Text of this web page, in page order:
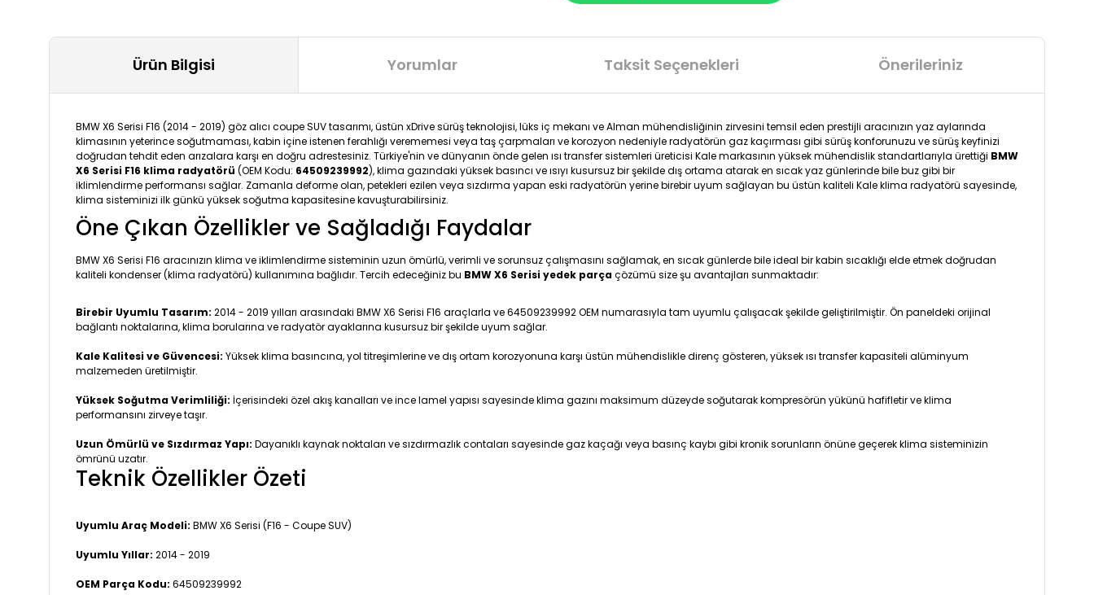
Ürün Bilgisi Yorumlar Taksit Seçenekleri Önerileriniz
BMW X6 Serisi F16 (2014 - 2019) göz alıcı coupe SUV tasarımı, üstün xDrive sürüş teknolojisi, lüks iç mekanı ve Alman mühendisliğinin zirvesini temsil eden prestijli aracınızın yaz aylarında
klimasının yeterince soğutmaması, kabin içine istenen ferahlığı verememesi veya taş çarpmaları ve korozyon nedeniyle radyatörün gaz kaçırması gibi sürüş konforunuzu ve sürüş keyfinizi
doğrudan tehdit eden arızalara karşı en doğru adrestesiniz. Türkiye'nin ve dünyanın önde gelen ısı transfer sistemleri üreticisi Kale markasının yüksek mühendislik standartlarıyla ürettiği BMW
X6 Serisi F16 klima radyatörü (OEM Kodu: 64509239992), klima gazındaki yüksek basıncı ve ısıyı kusursuz bir şekilde dış ortama atarak en sıcak yaz günlerinde bile buz gibi bir
iklimlendirme performansı sağlar. Zamanla deforme olan, petekleri ezilen veya sızdırma yapan eski radyatörün yerine birebir uyum sağlayan bu üstün kaliteli Kale klima radyatörü sayesinde,
klima sisteminizi ilk günkü yüksek soğutma kapasitesine kavuşturabilirsiniz.
Öne Çıkan Özellikler ve Sağladığı Faydalar
BMW X6 Serisi F16 aracınızın klima ve iklimlendirme sisteminin uzun ömürlü, verimli ve sorunsuz çalışmasını sağlamak, en sıcak günlerde bile ideal bir kabin sıcaklığı elde etmek doğrudan
kaliteli kondenser (klima radyatörü) kullanımına bağlıdır. Tercih edeceğiniz bu BMW X6 Serisi yedek parçaçözümü size şu avantajları sunmaktadır:
Birebir Uyumlu Tasarım: 2014 - 2019 yılları arasındaki BMW X6 Serisi F16 araçlarla ve 64509239992 OEM numarasıyla tam uyumlu çalışacak şekilde geliştirilmiştir. Ön paneldeki orijinal
bağlantı noktalarına, klima borularına ve radyatör ayaklarına kusursuz bir şekilde uyum sağlar.
Kale Kalitesi ve Güvencesi: Yüksek klima basıncına, yol titreşimlerine ve dış ortam korozyonuna karşı üstün mühendislikle direnç gösteren, yüksek ısı transfer kapasiteli alüminyum
malzemeden üretilmiştir.
Yüksek Soğutma Verimliliği: İçerisindeki özel akış kanalları ve ince lamel yapısı sayesinde klima gazını maksimum düzeyde soğutarak kompresörün yükünü hafifletir ve klima
performansını zirveye taşır.
Uzun Ömürlü ve Sızdırmaz Yapı: Dayanıklı kaynak noktaları ve sızdırmazlık contaları sayesinde gaz kaçağı veya basınç kaybı gibi kronik sorunların önüne geçerek klima sisteminizin
ömrünü uzatır.
Teknik Özellikler Özeti
Uyumlu Araç Modeli: BMW X6 Serisi (F16 - Coupe SUV)
Uyumlu Yıllar: 2014 - 2019
OEM Parça Kodu: 64509239992